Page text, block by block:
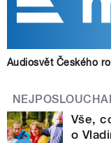
Audiosvět Českého
Vše,
o